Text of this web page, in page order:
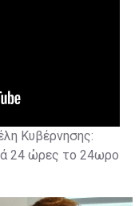
Κυβέρνησης:
24 ώρες το 24ωρο